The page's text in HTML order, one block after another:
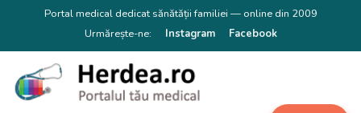
Portal medical dedicat sănătății familiei — online din 2009
Urmărește-ne:
Instagram Facebook